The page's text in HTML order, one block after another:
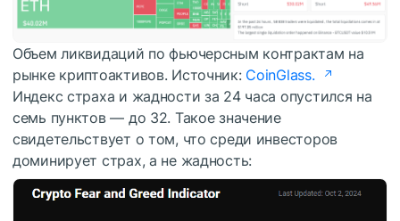
Объем ликвидаций по фьючерсным контрактам на
рынке криптоактивов. Источник: CoinGlass.
Индекс страха и жадности за 24 часа опустился на
семь пунктов — до 32. Такое значение
свидетельствует о том, что среди инвесторов
доминирует страх, а не жадность: